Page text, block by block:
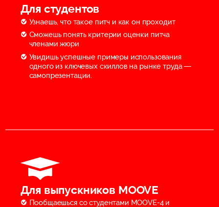
Для студентов
Узнаешь, что такое питч и как он проходит
Сможешь понять критерии оценки питча
членами жюри
Увидишь успешные примеры использования
одного из ключевых скиллов на рынке труда —
самопрезентации.
Для выпускников MOOVE
Пообщаешься со студентами MOOVE-4 и